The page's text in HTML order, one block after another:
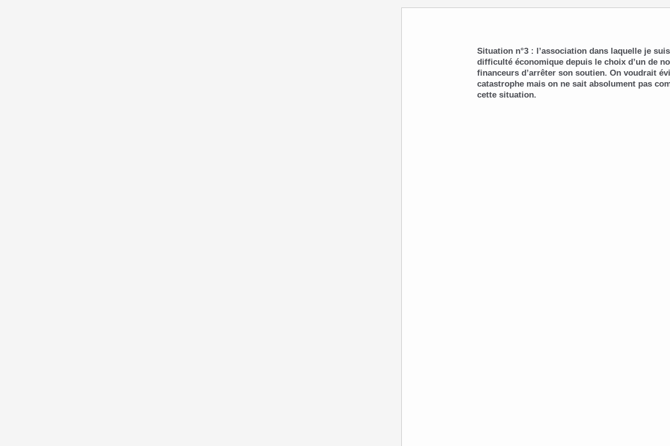
Situation n°3 : l’association dans laquelle je
difficulté économique depuis le choix d’un de
financeurs d’arrêter son soutien. On voudrait
catastrophe mais on ne sait absolument pas
cette situation.